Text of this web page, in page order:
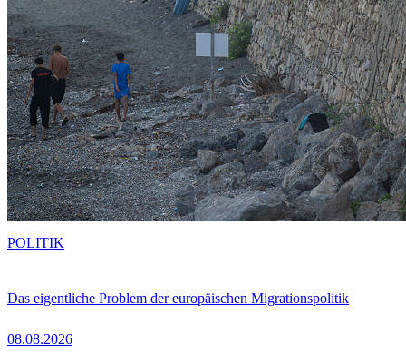
Das eigentliche Problem der europäischen Migrationspolitik
08.08.2026
POLITIK